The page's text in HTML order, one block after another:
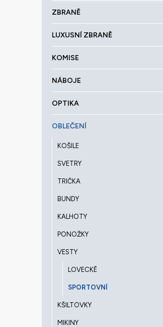
ZBRANĚ
LUXUSNÍ ZBRANĚ
KOMISE
NÁBOJE
OPTIKA
OBLEČENÍ
KOŠILE
SVETRY
TRIČKA
BUNDY
KALHOTY
PONOŽKY
VESTY
LOVECKÉ
SPORTOVNÍ
KŠILTOVKY
MIKINY